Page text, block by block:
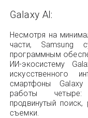
Galaxy AI:
Несмотря на
части, Samsung
программным
ИИ-экосистему
искусственного
смартфоны
работы четыре:
продвинутый
съемки.